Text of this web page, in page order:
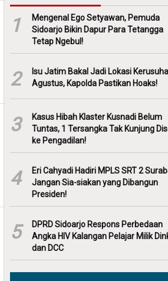
1
Mengenal Ego Setyawan, Pemuda
Sidoarjo Bikin Dapur Para Tetangga
Tetap Ngebul!
2
Isu Jatim Bakal Jadi Lokasi
Agustus, Kapolda Pastikan Hoaks!
3
Kasus Hibah Klaster Kusnadi Belum
Tuntas, 1 Tersangka Tak Kunjung
ke Pengadilan!
4
Eri Cahyadi Hadiri MPLS SRT 2
Jangan Sia-siakan yang Dibangun
Presiden!
5
DPRD Sidoarjo Respons Perbedaan
Angka HIV Kalangan Pelajar Milik
dan DCC